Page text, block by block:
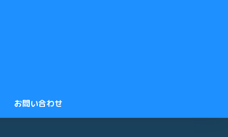
お問い合わせ